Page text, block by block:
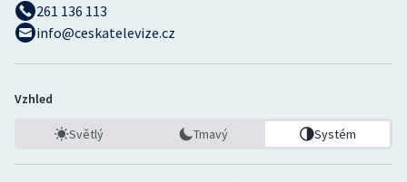
261 136 113
info@ceskatelevize.cz
Vzhled
Světlý Tmavý Systém